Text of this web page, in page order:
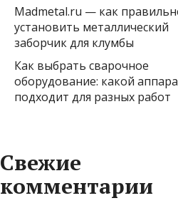
Madmetal.ru — как
установить металлический
заборчик для клумбы
Как выбрать сварочное
оборудование: какой
подходит для разных работ
Свежие
комментарии